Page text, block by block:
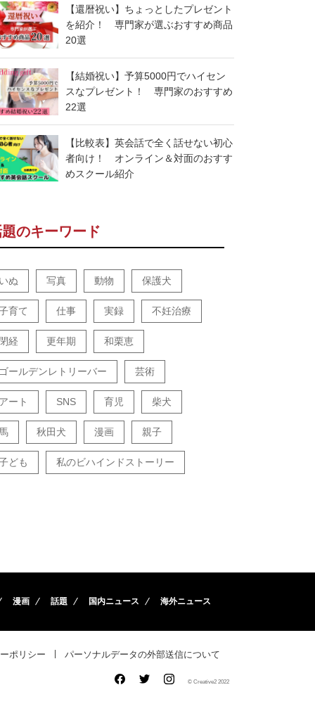
【還暦祝い】ちょっとしたプレゼント
を紹介！ 専門家が選ぶおすすめ商品
20選
【結婚祝い】予算5000円でハイセン
スなプレゼント！ 専門家のおすすめ
22選
【比較表】英会話で全く話せない初心
者向け！ オンライン＆対面のおすす
めスクール紹介
のキーワード
ぬ 写真 動物 保護犬
育て 仕事 実録 不妊治療
経 更年期 和栗恵
ールデンレトリーバー 芸術
ート SNS 育児 柴犬
秋田犬 漫画 親子
ども 私のビハインドストーリー
漫画 話題 国内ニュース 海外ニュース
ポリシー パーソナルデータの外部送信について
© Creative2 2022